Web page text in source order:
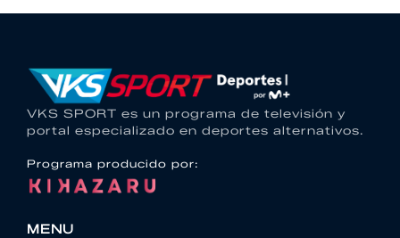
VKS SPORT es un programa de televisión y
portal especializado en deportes alternativos.
Programa producido por:
MENU